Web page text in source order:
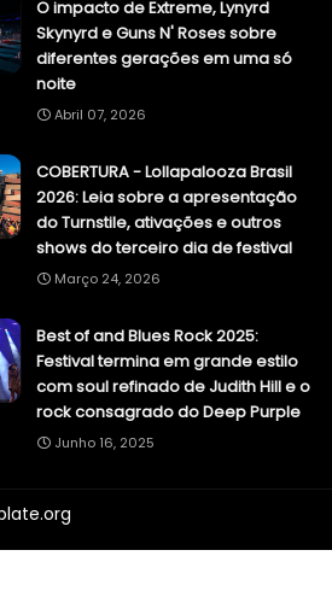
O impacto de Extreme, Lynyrd
Skynyrd e Guns N' Roses sobre
diferentes gerações em uma só
noite
Abril 07, 2026
COBERTURA - Lollapalooza Brasil
2026: Leia sobre a apresentação
do Turnstile, ativações e outros
shows do terceiro dia de festival
Março 24, 2026
Best of and Blues Rock 2025:
Festival termina em grande estilo
com soul refinado de Judith Hill e o
rock consagrado do Deep Purple
Junho 16, 2025